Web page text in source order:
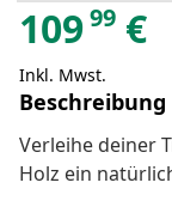
10999 €
Inkl. Mwst.
Beschreibung
Verleihe deiner
Holz ein